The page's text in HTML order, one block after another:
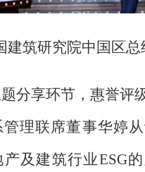
建筑研究院中国区
分享环节，惠誉评
理联席董事华婷
及建筑行业ESG